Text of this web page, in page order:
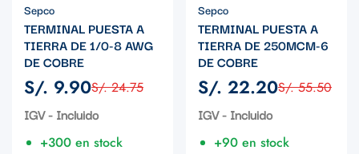
Sepco
TERMINAL PUESTA A
TIERRA DE 1/0-8 AWG
DE COBRE
Precio
de
S/. 9.90
Precio
regular
S/. 24.75
IGV - Incluido
+300 en stock
Sepco
TERMINAL PUESTA A
TIERRA DE 250MCM-6
DE COBRE
Precio
de
S/. 22.20
Precio
regular
S/. 55.50
IGV - Incluido
+90 en stock